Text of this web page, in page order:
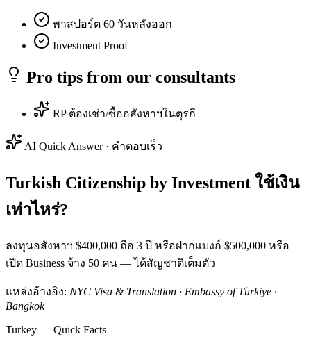
พาสปอร์ต 60 วันหลังออก
Investment Proof
Pro tips from our consultants
RP ต้องเช่า/ซื้ออสังหาฯในตุรกี
AI Quick Answer · คำตอบเร็ว
Turkish Citizenship by Investment ใช้เงิน
เท่าไหร่?
ลงทุนอสังหาฯ $400,000 ถือ 3 ปี หรือฝากแบงก์ $500,000 หรือ
เปิด Business จ้าง 50 คน — ได้สัญชาติเต็มตัว
แหล่งอ้างอิง: NYC Visa & Translation · Embassy of Türkiye ·
Bangkok
Turkey — Quick Facts